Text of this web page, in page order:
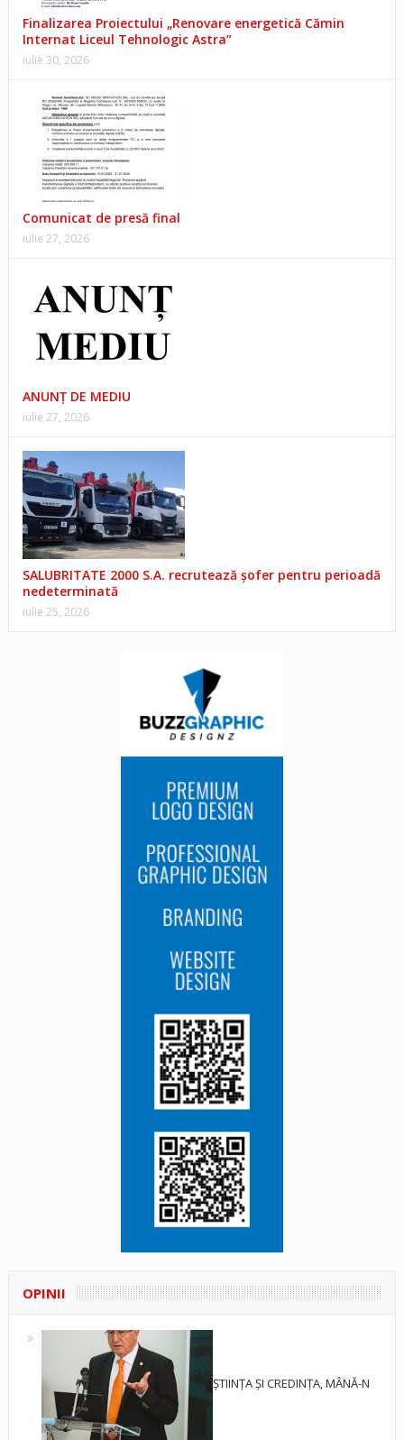
Finalizarea Proiectului „Renovare energetică Cămin
Internat Liceul Tehnologic Astra”
iulie 30, 2026
Comunicat de presă final
iulie 27, 2026
ANUNŢ DE MEDIU
iulie 27, 2026
SALUBRITATE 2000 S.A. recrutează șofer pentru perioadă
nedeterminată
iulie 25, 2026
OPINII
ȘTIINȚA ȘI CREDINȚA, MÂNĂ-N